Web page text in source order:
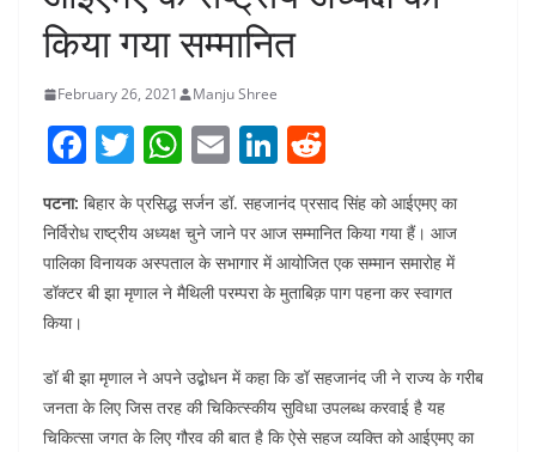
किया गया सम्मानित
February 26, 2021 Manju Shree
F
a
c
e
b
o
k
T
w
itt
er
W
h
at
s
A
p
E
m
ai
l
Li
n
k
e
dI
e
d
di
t
पटना: बिहार के प्रसिद्ध सर्जन डॉ. सहजानंद प्रसाद सिंह को आईएमए का
निर्विरोध राष्ट्रीय अध्यक्ष चुने जाने पर आज सम्मानित किया गया हैं। आज
पालिका विनायक अस्पताल के सभागार में आयोजित एक सम्मान समारोह में
डॉक्टर बी झा मृणाल ने मैथिली परम्परा के मुताबिक़ पाग पहना कर स्वागत
किया।
डॉ बी झा मृणाल ने अपने उद्बोधन में कहा कि डॉ सहजानंद जी ने राज्य के गरीब
जनता के लिए जिस तरह की चिकित्स्कीय सुविधा उपलब्ध करवाई है यह
चिकित्सा जगत के लिए गौरव की बात है कि ऐसे सहज व्यक्ति को आईएमए का